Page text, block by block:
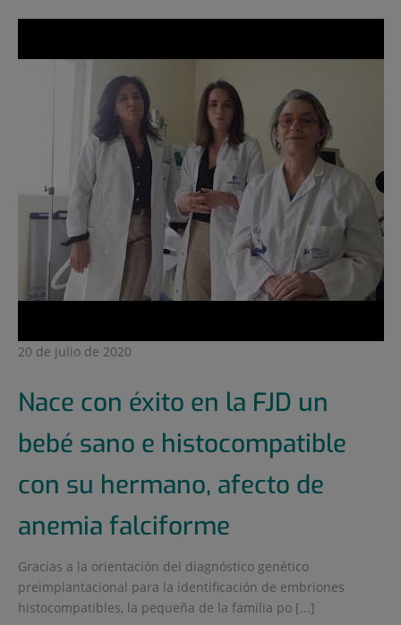
20 de julio de 2020
Nace con éxito en la FJD un
bebé sano e histocompatible
con su hermano, afecto de
anemia falciforme
Gracias a la orientación del diagnóstico genético
preimplantacional para la identificación de embriones
histocompatibles, la pequeña de la familia po [...]